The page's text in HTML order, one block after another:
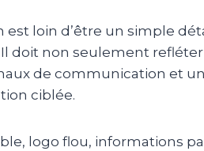
loin d’être un simple
non seulement
de communication et
ciblée.
logo flou, informations